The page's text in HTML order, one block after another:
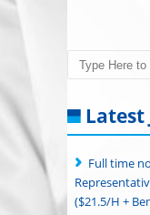
Search
Latest
Full time
($21.5/H +